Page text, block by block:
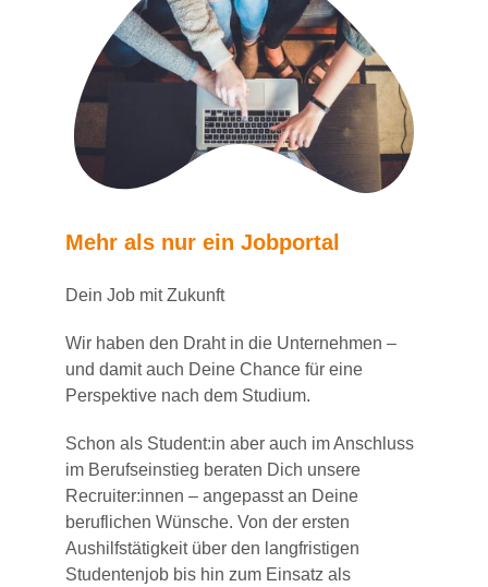
Mehr als nur ein Jobportal
Dein Job mit Zukunft
Wir haben den Draht in die Unternehmen –
und damit auch Deine Chance für eine
Perspektive nach dem Studium.
Schon als Student:in aber auch im Anschluss
im Berufseinstieg beraten Dich unsere
Recruiter:innen – angepasst an Deine
beruflichen Wünsche. Von der ersten
Aushilfstätigkeit über den langfristigen
Studentenjob bis hin zum Einsatz als